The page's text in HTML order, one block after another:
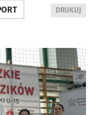
WYDRUKUJ
DRUKUJ